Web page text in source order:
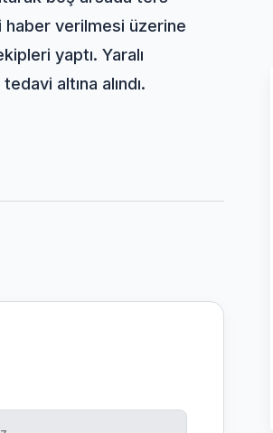
haber verilmesi üzerine
yaptı. Yaralı
altına alındı.